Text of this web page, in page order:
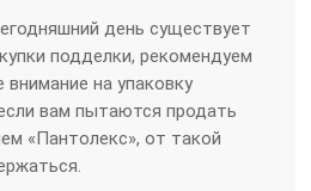
день существует
подделки, рекомендуем
на упаковку
вам пытаются продать
«Пантолекс», от такой